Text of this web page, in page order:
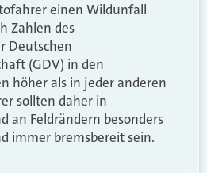
einen Wildunfall
Zahlen des
Deutschen
(GDV) in den
höher als in jeder anderen
sollten daher in
an Feldrändern besonders
immer bremsbereit sein.